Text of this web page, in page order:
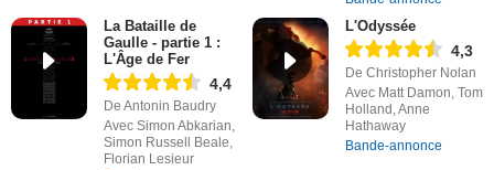
La Bataille de
Gaulle - partie 1 :
L'Âge de Fer
4,4
De Antonin Baudry
Avec Simon Abkarian,
Simon Russell Beale,
Florian Lesieur
L'Odyssée
4,3
De Christopher Nolan
Avec Matt Damon, Tom
Holland, Anne
Hathaway
Bande-annonce